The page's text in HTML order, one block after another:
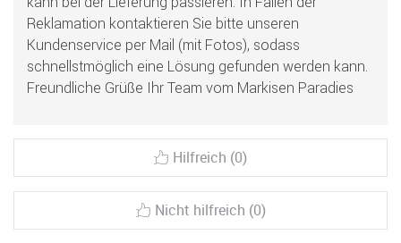
Reklamation kontaktieren Sie bitte unseren
Kundenservice per Mail (mit Fotos), sodass
schnellstmöglich eine Lösung gefunden werden kann.
Freundliche Grüße Ihr Team vom Markisen Paradies
Hilfreich (0)
Nicht hilfreich (0)